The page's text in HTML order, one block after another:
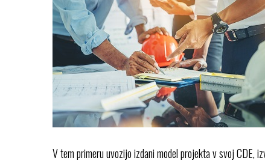
V tem primeru uvozijo izdani model projekta v svoj CDE,